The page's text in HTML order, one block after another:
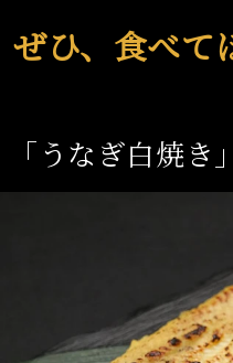
ぜひ、食べて
「うなぎ白焼